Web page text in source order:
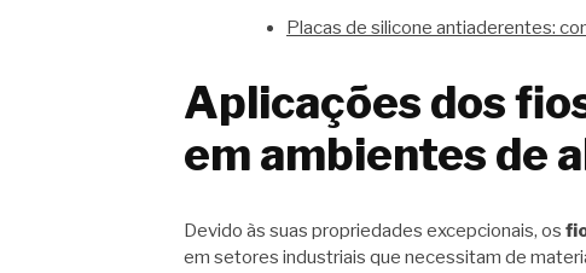
Placas de silicone antiaderentes:
Aplicações dos
em ambientes de
Devido às suas propriedades excepcionais, os
em setores industriais que necessitam de